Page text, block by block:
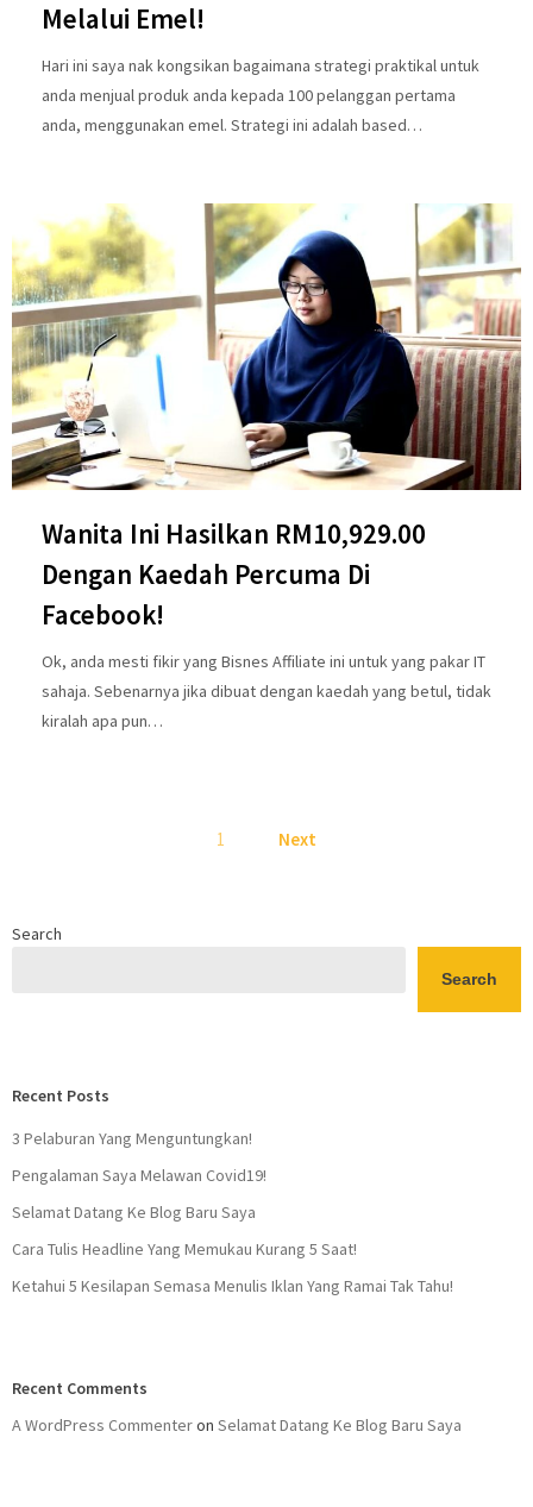
Melalui Emel!
Hari ini saya nak kongsikan bagaimana strategi praktikal untuk
anda menjual produk anda kepada 100 pelanggan pertama
anda, menggunakan emel. Strategi ini adalah based…
Wanita Ini Hasilkan RM10,929.00
Dengan Kaedah Percuma Di
Facebook!
Ok, anda mesti fikir yang Bisnes Affiliate ini untuk yang pakar IT
sahaja. Sebenarnya jika dibuat dengan kaedah yang betul, tidak
kiralah apa pun…
pagination
1 Next
Search
Search
Recent Posts
3 Pelaburan Yang Menguntungkan!
Pengalaman Saya Melawan Covid19!
Selamat Datang Ke Blog Baru Saya
Cara Tulis Headline Yang Memukau Kurang 5 Saat!
Ketahui 5 Kesilapan Semasa Menulis Iklan Yang Ramai Tak Tahu!
Recent Comments
A WordPress Commenteron Selamat Datang Ke Blog Baru Saya